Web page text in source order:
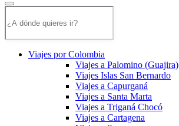
Viajes por Colombia
Viajes a Palomino (Guajira)
Viajes Islas San Bernardo
Viajes a Capurganá
Viajes a Santa Marta
Viajes a Triganá Chocó
Viajes a Cartagena